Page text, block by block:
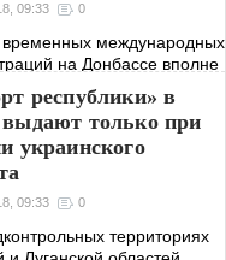
09:33 0
международных
на Донбассе вполне
сценарий при
ряда условий
республики» в
только при
украинского
09:33 0
территориях